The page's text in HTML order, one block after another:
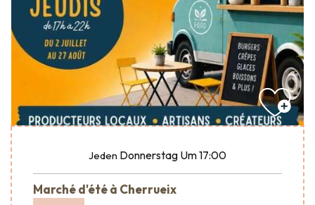
Jeden Donnerstag Um 17:00
Marché d'été à Cherrueix